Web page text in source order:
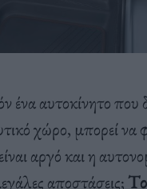
ένα αυτοκίνητο που
χώρο, μπορεί να
αργό και η
αποστάσεις;